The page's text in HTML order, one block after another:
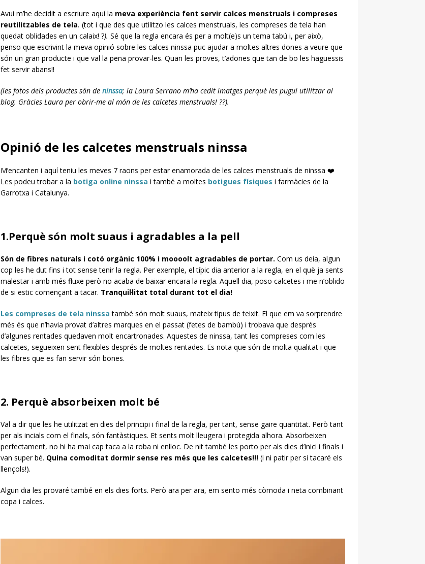
Avui m’he decidit a escriure aquí la meva experiència fent servir calces menstruals i compreses
reutilitzables de tela. (tot i que des que utilitzo les calces menstruals, les compreses de tela han
quedat oblidades en un calaix! ?). Sé que la regla encara és per a molt(e)s un tema tabú i, per això,
penso que escrivint la meva opinió sobre les calces ninssa puc ajudar a moltes altres dones a veure que
són un gran producte i que val la pena provar-les. Quan les proves, t’adones que tan de bo les haguessis
fet servir abans!!
(les fotos dels productes són de ninssa; la Laura Serrano m’ha cedit imatges perquè les pugui utilitzar al
blog. Gràcies Laura per obrir-me al món de les calcetes menstruals! ??).
Opinió de les calcetes menstruals ninssa
M’encanten i aquí teniu les meves 7 raons per estar enamorada de les calces menstruals de ninssa ❤️
Les podeu trobar a la botiga online ninssa i també a moltes botigues físiques i farmàcies de la
Garrotxa i Catalunya.
1.Perquè són molt suaus i agradables a la pell
Són de fibres naturals i cotó orgànic 100% i moooolt agradables de portar. Com us deia, algun
cop les he dut fins i tot sense tenir la regla. Per exemple, el típic dia anterior a la regla, en el què ja sents
malestar i amb més fluxe però no acaba de baixar encara la regla. Aquell dia, poso calcetes i me n’oblido
de si estic començant a tacar. Tranquil·litat total durant tot el dia!
Les compreses de tela ninssa també són molt suaus, mateix tipus de teixit. El que em va sorprendre
més és que n’havia provat d’altres marques en el passat (fetes de bambú) i trobava que després
d’algunes rentades quedaven molt encartronades. Aquestes de ninssa, tant les compreses com les
calcetes, segueixen sent flexibles després de moltes rentades. Es nota que són de molta qualitat i que
les fibres que es fan servir són bones.
2. Perquè absorbeixen molt bé
Val a dir que les he utilitzat en dies del principi i final de la regla, per tant, sense gaire quantitat. Però tant
per als incials com el finals, són fantàstiques. Et sents molt lleugera i protegida alhora. Absorbeixen
perfectament, no hi ha mai cap taca a la roba ni enlloc. De nit també les porto per als dies d’inici i finals i
van super bé. Quina comoditat dormir sense res més que les calcetes!!!(i ni patir per si tacaré els
llençols!).
Algun dia les provaré també en els dies forts. Però ara per ara, em sento més còmoda i neta combinant
copa i calces.